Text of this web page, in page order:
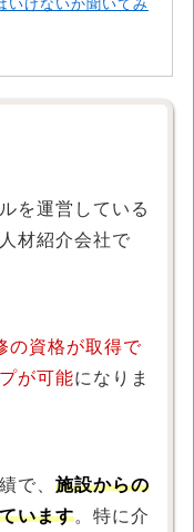
いけないか聞いてみ
を運営している
材紹介会社で
の資格が取得で
が可能になりま
で、 施設からの
います。特に介